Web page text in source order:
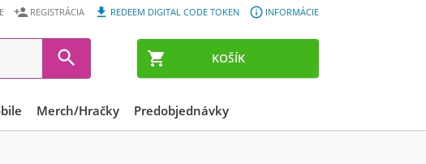
 KOŠÍK
 INFORMÁCIE
 REDEEM DIGITAL CODE TOKEN
 REGISTRÁCIA

Merch/Hračky Predobjednávky